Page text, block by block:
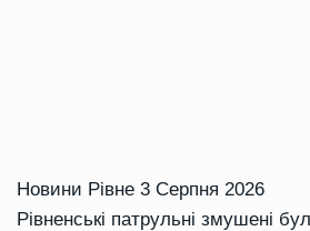
Новини Рівне 3 Серпня 2026
Рівненські патрульні змушені